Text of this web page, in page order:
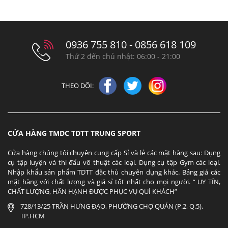
0936 755 810 - 0856 618 109
Thứ 2 đến chủ nhật: 06:00 - 21:00
THEO DÕI:
CỬA HÀNG TMDC TDTT TRUNG SPORT
Cửa hàng chúng tôi chuyên cung cấp Sỉ và lẻ các mặt hàng sau: Dụng
cụ tập luyện và thi đấu võ thuật các loại. Dụng cụ tập Gym các loại.
Nhập khẩu sản phẩm TDTT đặc thù chuyên dụng khác. Bảng giá các
mặt hàng với chất lượng và giá sỉ tốt nhất cho mọi người. “ UY TÍN,
CHẤT LƯỢNG, HÂN HẠNH ĐƯỢC PHỤC VỤ QUÍ KHÁCH”
728/13/25 TRẦN HƯNG ĐẠO, PHƯỜNG CHỢ QUÁN (P.2, Q.5),
TP.HCM